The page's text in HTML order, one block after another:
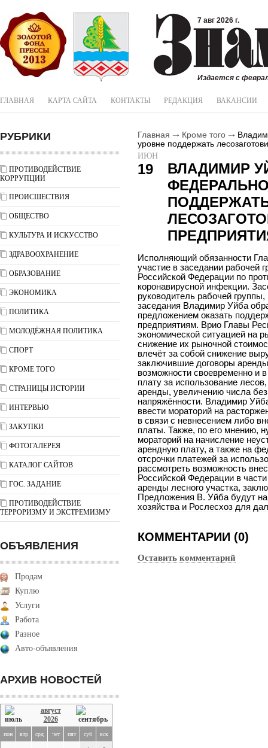
7 авг 2026 г.
Издается с
ГЛАВНАЯ КАРТА САЙТА КОНТАКТЫ РЕДАКЦИЯ ВАКАНСИИ
РУБРИКИ
ПРОТИВОДЕЙСТВИЕ
КОРРУПЦИИ
ПРОИСШЕСТВИЯ
ОБЩЕСТВО
КУЛЬТУРА И ИСКУССТВО
ЗДРАВООХРАНЕНИЕ
ОБРАЗОВАНИЕ
ЭКОНОМИКА
ПОЛИТИКА
МОЛОДЁЖНАЯ ПОЛИТИКА
СПОРТ
КРОМЕ ТОГО
СТРАНИЦЫ ИСТОРИИ
ИНТЕРВЬЮ
ЗАКУПКИ
ФОТОГАЛЕРЕЯ
КАТАЛОГ САЙТОВ
ГОС. ЗАДАНИЕ
ПРОТИВОДЕЙСТВИЕ
ТЕРРОРИЗМУ И ЭКСТРЕМИЗМУ
ОБЪЯВЛЕНИЯ
Продам
Куплю
Услуги
Работа
Разное
Авто-объявления
АРХИВ НОВОСТЕЙ
август
2026
пон втр срд чет пят суб вск
Главная Кроме того
уровне поддержать
ИЮН
19
ВЛАДИМИР
Исполняющий обязанности
участие в заседании рабочей
Российской Федерации по
коронавирусной инфекции.
руководитель рабочей
заседания Владимир Уйба
предложением оказать
предприятиям. Врио Главы
экономической ситуацией на
снижение их рыночной
влечёт за собой снижение
заключившие договоры
возможности своевременно и
плату за использование
аренды, увеличению числа
напряжённости. Владимир
ввести мораторий на
в связи с невнесением либо
платы. Также, по его мнению,
мораторий на начисление
арендную плату, а также на
отсрочки платежей за
рассмотреть возможность
Российской Федерации в
аренды лесного участка,
Предложения В. Уйба будут
хозяйства и Рослесхоз для
КОММЕНТАРИИ (0)
Оставить комментарий